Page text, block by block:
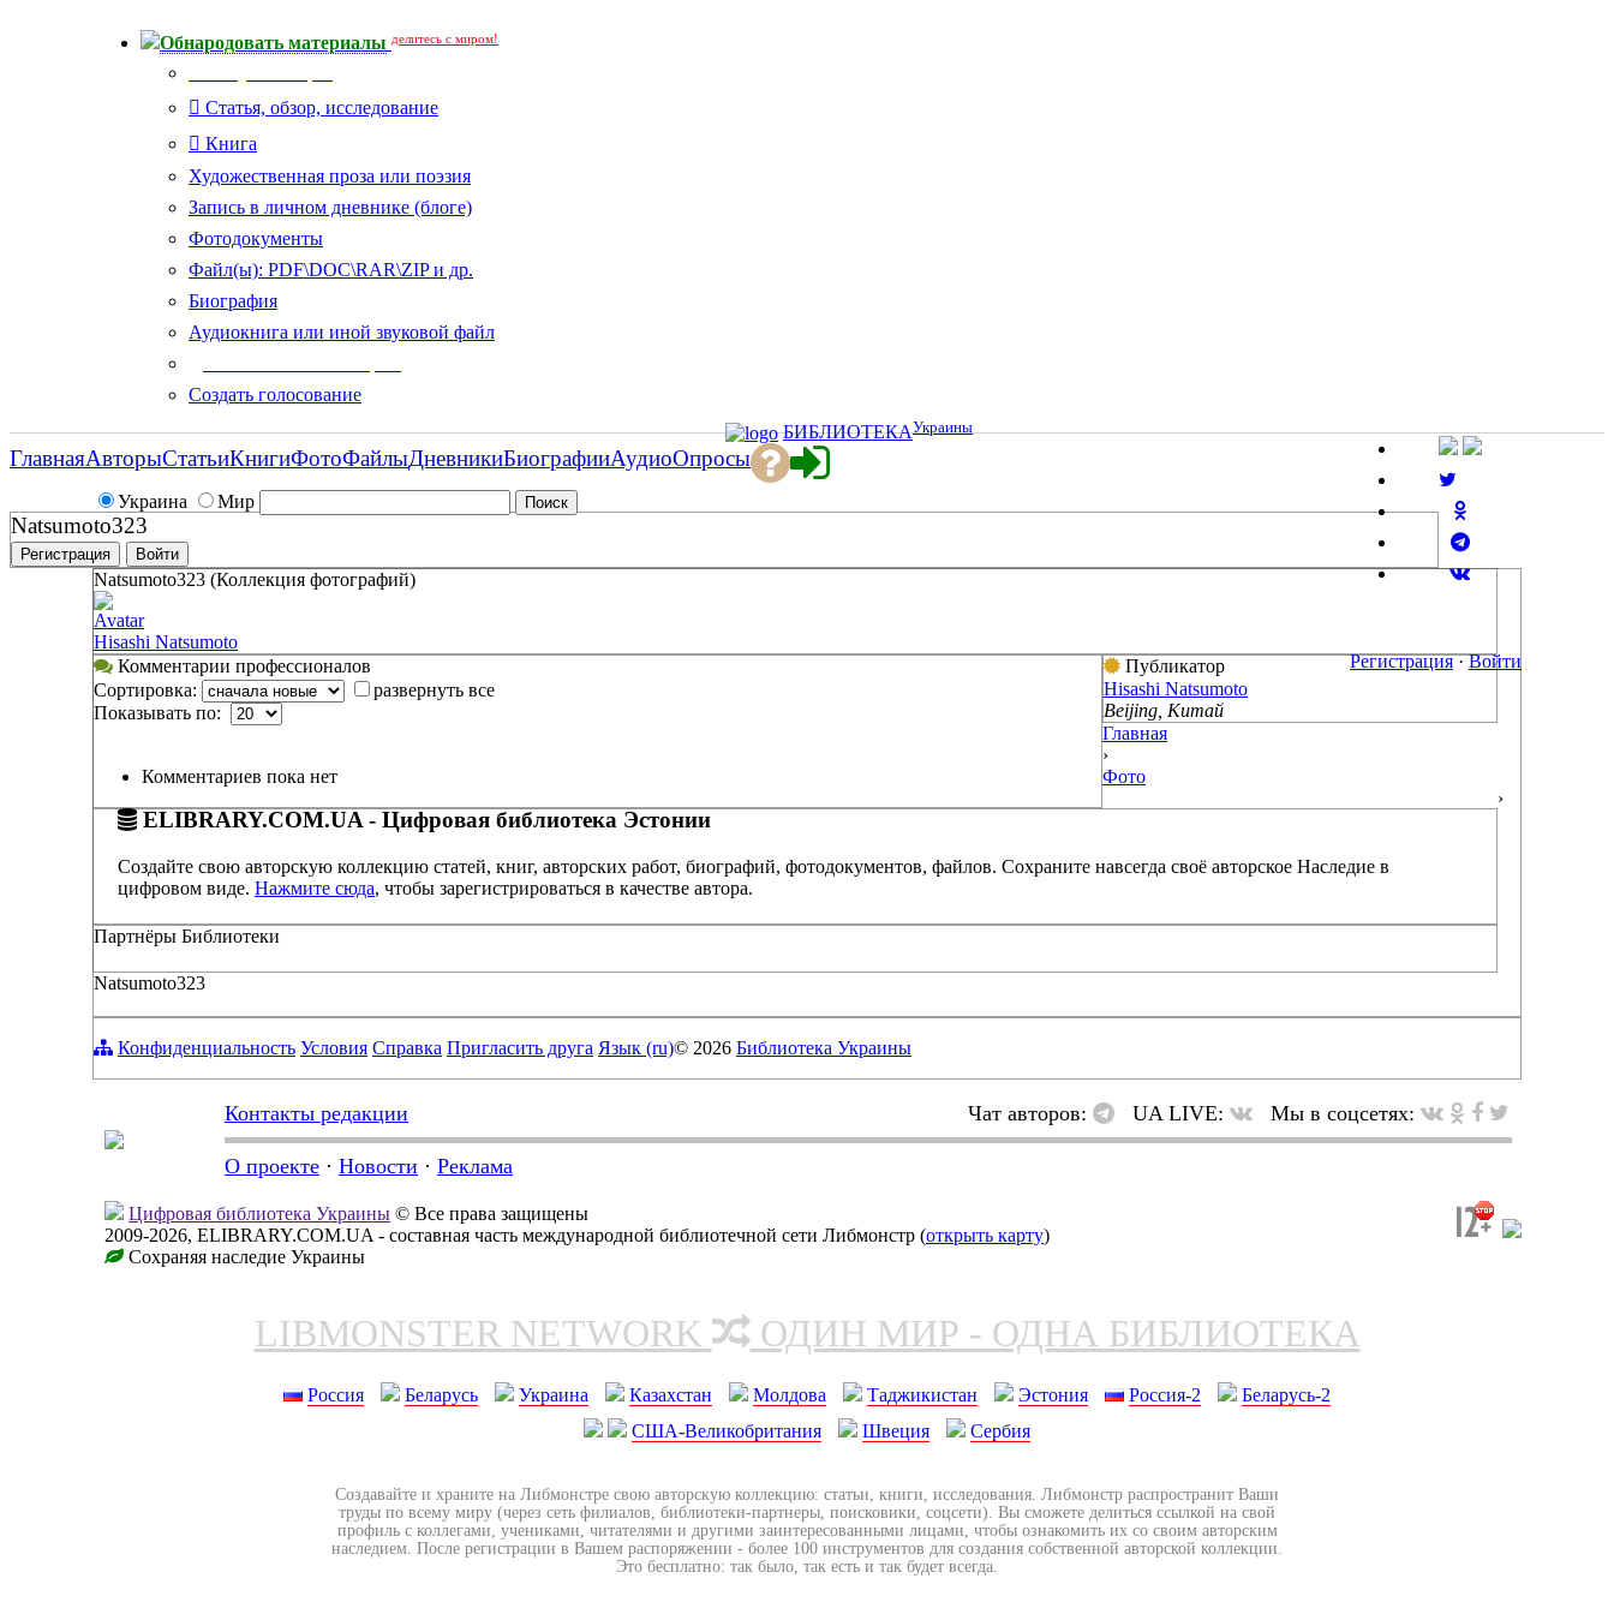
Обнародовать материалы делитесь с миром!
Статья, обзор, исследование
Книга
Художественная проза или поэзия
Запись в личном дневнике (блоге)
Фотодокументы
Файл(ы): PDF\DOC\RAR\ZIP и др.
Биография
Аудиокнига или иной звуковой файл
Создать голосование
Украина Мир
БИБЛИОТЕКАУкраины
Регистрация · Войти
ГлавнаяАвторыСтатьиКнигиФотоФайлыДневникиБиографииАудиоОпросы
Natsumoto323
Регистрация Войти
Natsumoto323 (Коллекция фотографий)
Avatar
Hisashi Natsumoto
Комментарии профессионалов
Сортировка:
развернуть все
Показывать по:
Комментариев пока нет
Публикатор
Hisashi Natsumoto
Beijing, Китай
ELIBRARY.COM.UA - Цифровая библиотека Эстонии
Создайте свою авторскую коллекцию статей, книг, авторских работ, биографий, фотодокументов, файлов. Сохраните навсегда своё авторское Наследие в
цифровом виде. Нажмите сюда, чтобы зарегистрироваться в качестве автора.
Партнёры Библиотеки
Главная
›
Фото
›
Natsumoto323
Конфиденциальность Условия Справка Пригласить друга Язык (ru)© 2026 Библиотека Украины
Контакты редакции Чат авторов: UA LIVE: Мы в соцсетях:
О проекте · Новости · Реклама
Цифровая библиотека Украины © Все права защищены
2009-2026, ELIBRARY.COM.UA - составная часть международной библиотечной сети Либмонстр (открыть карту)
Сохраняя наследие Украины
LIBMONSTER NETWORK ОДИН МИР - ОДНА БИБЛИОТЕКА
Россия Беларусь Украина Казахстан Молдова Таджикистан Эстония Россия-2
Беларусь-2
США-Великобритания
Швеция Сербия
Создавайте и храните на Либмонстре свою авторскую коллекцию: статьи, книги, исследования. Либмонстр распространит Ваши
труды по всему миру (через сеть филиалов, библиотеки-партнеры, поисковики, соцсети). Вы сможете делиться ссылкой на свой
профиль с коллегами, учениками, читателями и другими заинтересованными лицами, чтобы ознакомить их со своим авторским
наследием. После регистрации в Вашем распоряжении - более 100 инструментов для создания собственной авторской коллекции.
Это бесплатно: так было, так есть и так будет всегда.